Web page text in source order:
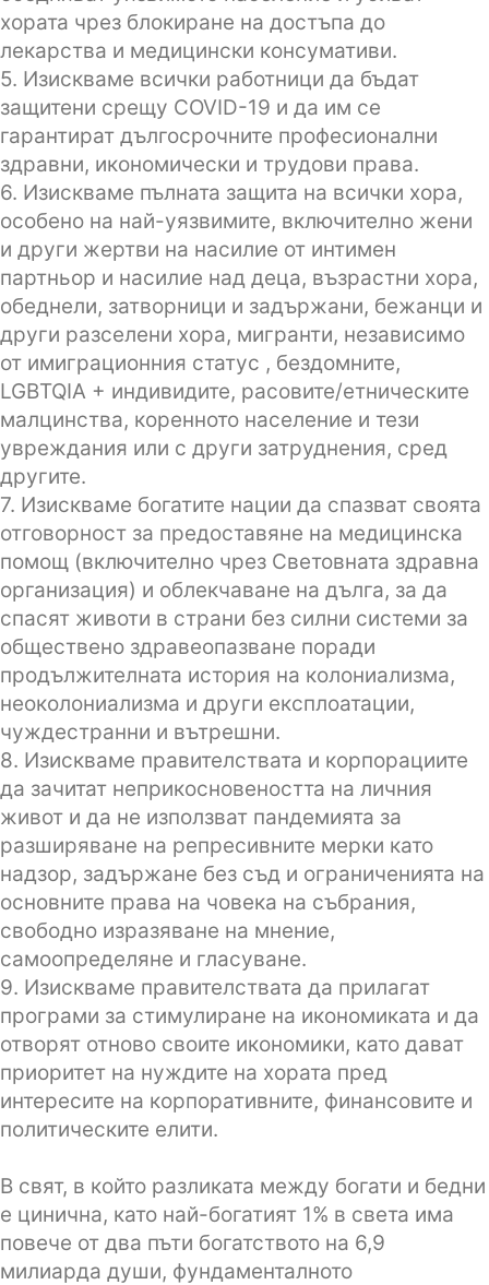
хората чрез блокиране на достъпа до
лекарства и медицински консумативи.
5. Изискваме всички работници да бъдат
защитени срещу COVID-19 и да им се
гарантират дългосрочните професионални
здравни, икономически и трудови права.
6. Изискваме пълната защита на всички хора,
особено на най-уязвимите, включително жени
и други жертви на насилие от интимен
партньор и насилие над деца, възрастни хора,
обеднели, затворници и задържани, бежанци и
други разселени хора, мигранти, независимо
от имиграционния статус , бездомните,
LGBTQIA + индивидите, расовите/етническите
малцинства, коренното население и тези
увреждания или с други затруднения, сред
другите.
7. Изискваме богатите нации да спазват своята
отговорност за предоставяне на медицинска
помощ (включително чрез Световната здравна
организация) и облекчаване на дълга, за да
спасят животи в страни без силни системи за
обществено здравеопазване поради
продължителната история на колониализма,
неоколониализма и други експлоатации,
чуждестранни и вътрешни.
8. Изискваме правителствата и корпорациите
да зачитат неприкосновеността на личния
живот и да не използват пандемията за
разширяване на репресивните мерки като
надзор, задържане без съд и ограниченията на
основните права на човека на събрания,
свободно изразяване на мнение,
самоопределяне и гласуване.
9. Изискваме правителствата да прилагат
програми за стимулиране на икономиката и да
отворят отново своите икономики, като дават
приоритет на нуждите на хората пред
интересите на корпоративните, финансовите и
политическите елити.
В свят, в който разликата между богати и бедни
е цинична, като най-богатият 1% в света има
повече от два пъти богатството на 6,9
милиарда души, фундаменталното